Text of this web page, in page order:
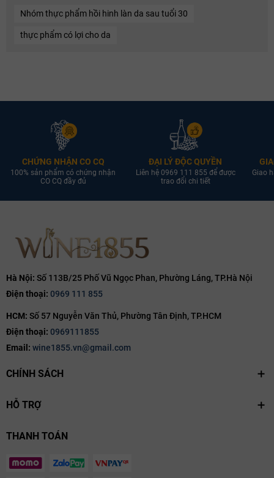
Nhóm thực phẩm hồi hinh làn da sau tuổi 30
thực phẩm có lợi cho da
CHỨNG NHẬN CO CQ
100% sản phẩm có chứng nhận
CO CQ đầy đủ
ĐẠI LÝ ĐỘC QUYỀN
Liên hệ 0969 111 855 để được
trao đổi chi tiết
Giao
Hà Nội: Số 113B/25 Phố Vũ Ngọc Phan, Phường Láng, TP.Hà Nội
Điện thoại: 0969 111 855
HCM: Số 57 Nguyễn Văn Thủ, Phường Tân Định, TP.HCM
Điện thoại: 0969111855
Email: wine1855.vn@gmail.com
CHÍNH SÁCH
HỖ TRỢ
THANH TOÁN